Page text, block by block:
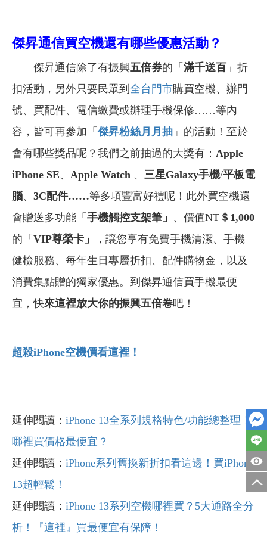
傑昇通信買空機還有哪些優惠活動？
傑昇通信除了有振興五倍券的「 滿千送百 」折
扣活動，另外只要民眾到 全台門市購買空機、辦門
號、買配件、電信繳費或辦理手機保修……等內
容，皆可再參加「 傑昇粉絲月月抽 」的活動！至於
會有哪些獎品呢？我們之前抽過的大獎有： Apple
iPhone SE、 Apple Watch 、 三星Galaxy手機/平板電
腦、 3C配件……等多項豐富好禮呢！此外買空機還
會贈送多功能「 手機觸控支架筆」 、價值NT ＄1,000
的「 VIP尊榮卡」
，讓您享有免費手機清潔、手機
健檢服務、每年生日專屬折扣、配件購物金，以及
消費集點贈的獨家優惠。到傑昇通信買手機最便
宜，快來這裡放大你的振興五倍卷吧！
超殺iPhone空機價看這裡！
延伸閱讀： iPhone 13全系列規格特色/功能總整理！
哪裡買價格最便宜？
延伸閱讀： iPhone系列舊換新折扣看這邊！買iPhone
13超輕鬆！
延伸閱讀： iPhone 13系列空機哪裡買？5大通路全分
析！『這裡』買最便宜有保障！